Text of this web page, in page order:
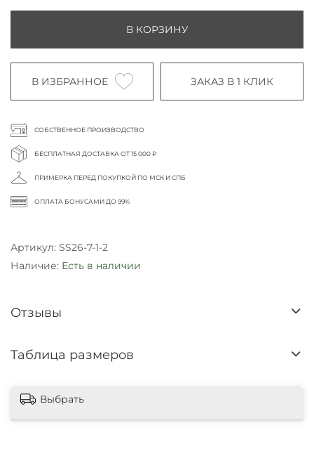
В КОРЗИНУ
В ИЗБРАННОЕ ЗАКАЗ В 1 КЛИК
СОБСТВЕННОЕ ПРОИЗВОДСТВО
БЕСПЛАТНАЯ ДОСТАВКА ОТ 15 000 ₽
ПРИМЕРКА ПЕРЕД ПОКУПКОЙ ПО МСК И СПБ
ОПЛАТА БОНУСАМИ ДО 99%
Артикул: SS26-7-1-2
Наличие: Есть в наличии
Отзывы
Таблица размеров
Выбрать